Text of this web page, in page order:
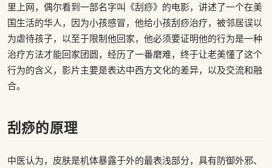
里上网，偶尔看到一部名字叫《刮痧》的电影，讲述了一个在美
国生活的华人，因为小孩感冒，他给小孩刮痧治疗，被邻居误以
为虐待孩子，以至于限制他回家，他必须要证明他的行为是一种
治疗方法才能回家团圆，经历了一番磨难，终于让老美懂了这个
行为的含义，影片主要是表达中西方文化的差异，以及交流和融
合。
刮痧的原理
中医认为，皮肤是机体暴露于外的最表浅部分，具有防御外邪、